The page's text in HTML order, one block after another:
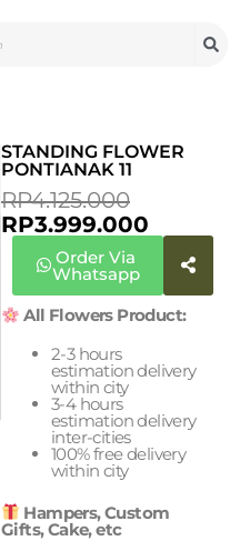
STANDING FLOWER
PONTIANAK 11
RP4.125.000
PRICE
RP3.999.000
Order Via
Whatsapp
All Flowers Product:
2-3 hours
estimation delivery
within city
3-4 hours
estimation delivery
inter-cities
100% free delivery
within city
Hampers, Custom
Gifts, Cake, etc